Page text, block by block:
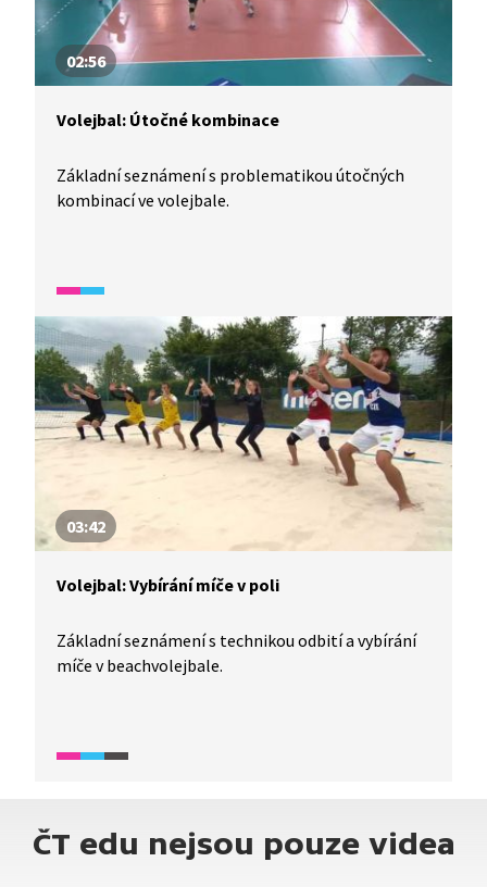
02:56
Volejbal: Útočné kombinace
Základní seznámení s problematikou útočných
kombinací ve volejbale.
03:42
Volejbal: Vybírání míče v poli
Základní seznámení s technikou odbití a vybírání
míče v beachvolejbale.
ČT edu nejsou pouze videa